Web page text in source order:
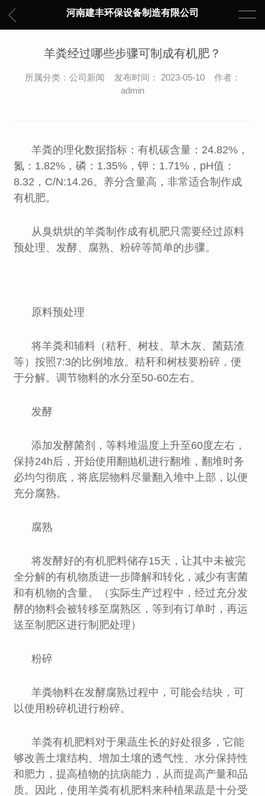
河南建丰环保设备制造有限公司
羊粪经过哪些步骤可制成有机肥？
所属分类：公司新闻 发布时间： 2023-05-10 作者：
admin
羊粪的理化数据指标：有机碳含量：24.82%，
氮：1.82%，磷：1.35%，钾：1.71%，pH值：
8.32，C/N:14.26。养分含量高，非常适合制作成
有机肥。
从臭烘烘的羊粪制作成有机肥只需要经过原料
预处理、发酵、腐熟、粉碎等简单的步骤。
原料预处理
将羊粪和辅料（秸秆、树枝、草木灰、菌菇渣
等）按照7:3的比例堆放。秸秆和树枝要粉碎，便
于分解。调节物料的水分至50-60左右。
发酵
添加发酵菌剂，等料堆温度上升至60度左右，
保持24h后，开始使用翻抛机进行翻堆，翻堆时务
必均匀彻底，将底层物料尽量翻入堆中上部，以便
充分腐熟。
腐熟
将发酵好的有机肥料储存15天，让其中未被完
全分解的有机物质进一步降解和转化，减少有害菌
和有机物的含量。（实际生产过程中，经过充分发
酵的物料会被转移至腐熟区，等到有订单时，再运
送至制肥区进行制肥处理）
粉碎
羊粪物料在发酵腐熟过程中，可能会结块，可
以使用粉碎机进行粉碎。
羊粪有机肥料对于果蔬生长的好处很多，它能
够改善土壤结构、增加土壤的透气性、水分保持性
和肥力，提高植物的抗病能力，从而提高产量和品
质。因此，使用羊粪有机肥料来种植果蔬是十分受